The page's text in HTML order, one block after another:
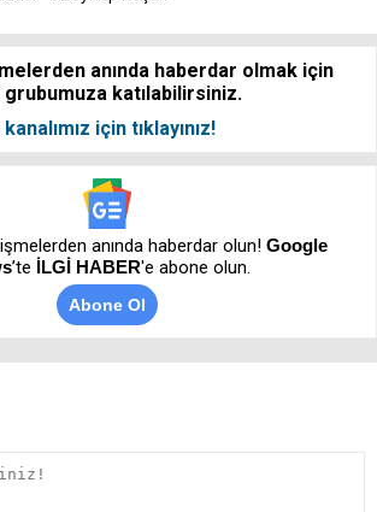
anında haberdar olmak için
katılabilirsiniz.
için tıklayınız!
anında haberdar olun! Google
’te İLGİ HABER'e abone olun.
Abone Ol